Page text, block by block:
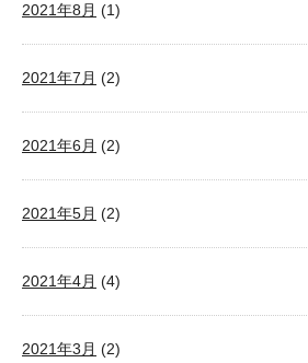
2021年8月 (1)
2021年7月 (2)
2021年6月 (2)
2021年5月 (2)
2021年4月 (4)
2021年3月 (2)